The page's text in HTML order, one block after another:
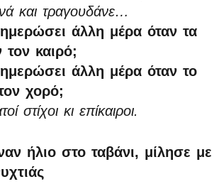
και τραγουδάνε…
άλλη μέρα όταν τα
καιρό;
άλλη μέρα όταν το
χορό;
στίχοι κι επίκαιροι.
ήλιο στο ταβάνι, μίλησε με